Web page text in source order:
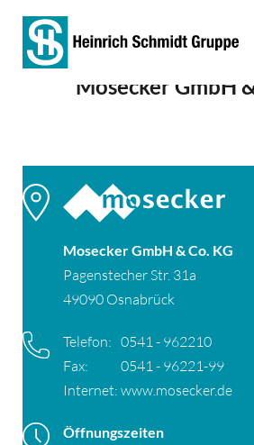
Mosecker GmbH
Mosecker GmbH & Co. KG
Pagenstecher Str. 31a
49090 Osnabrück
Telefon: 0541 - 962210
Fax:
0541 - 96221-99
Internet: www.mosecker.de
Öffnungszeiten